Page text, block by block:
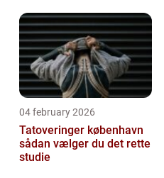
04 february 2026
Tatoveringer københavn
sådan vælger du det rette
studie